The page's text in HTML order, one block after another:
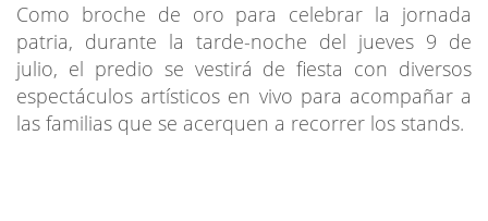
Como broche de oro para celebrar la jornada
patria, durante la tarde-noche del jueves 9 de
julio, el predio se vestirá de fiesta con diversos
espectáculos artísticos en vivo para acompañar a
las familias que se acerquen a recorrer los stands.